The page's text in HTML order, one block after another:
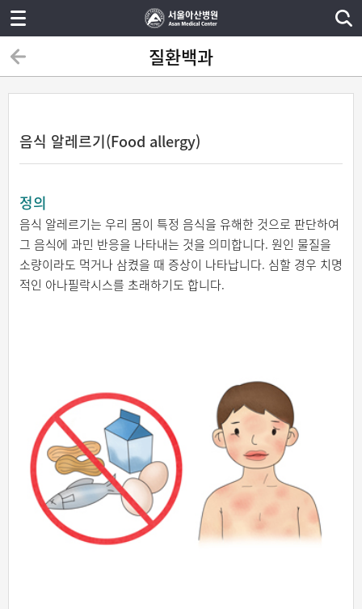
질환백과
음식 알레르기(Food allergy)
정의
음식 알레르기는 우리 몸이 특정 음식을 유해한 것으로 판단하여
그 음식에 과민 반응을 나타내는 것을 의미합니다. 원인 물질을
소량이라도 먹거나 삼켰을 때 증상이 나타납니다. 심할 경우 치명
적인 아나필락시스를 초래하기도 합니다.